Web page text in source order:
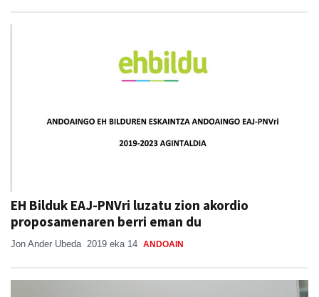
EH Bilduk EAJ-PNVri luzatu zion akordio
proposamenaren berri eman du
Jon Ander Ubeda 2019 eka 14 ANDOAIN